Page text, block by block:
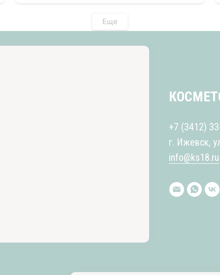
— маникюр выглядит дорого, стильно и
безупречно! Обязательно вернусь еще и
Еще
+7 (3412)
г. Ижевск,
info@ks18.ru